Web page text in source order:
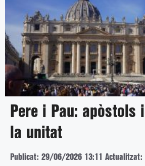
Pere i Pau: apòstols
la unitat
Publicat: 29/06/2026 13:11 Actualitzat: